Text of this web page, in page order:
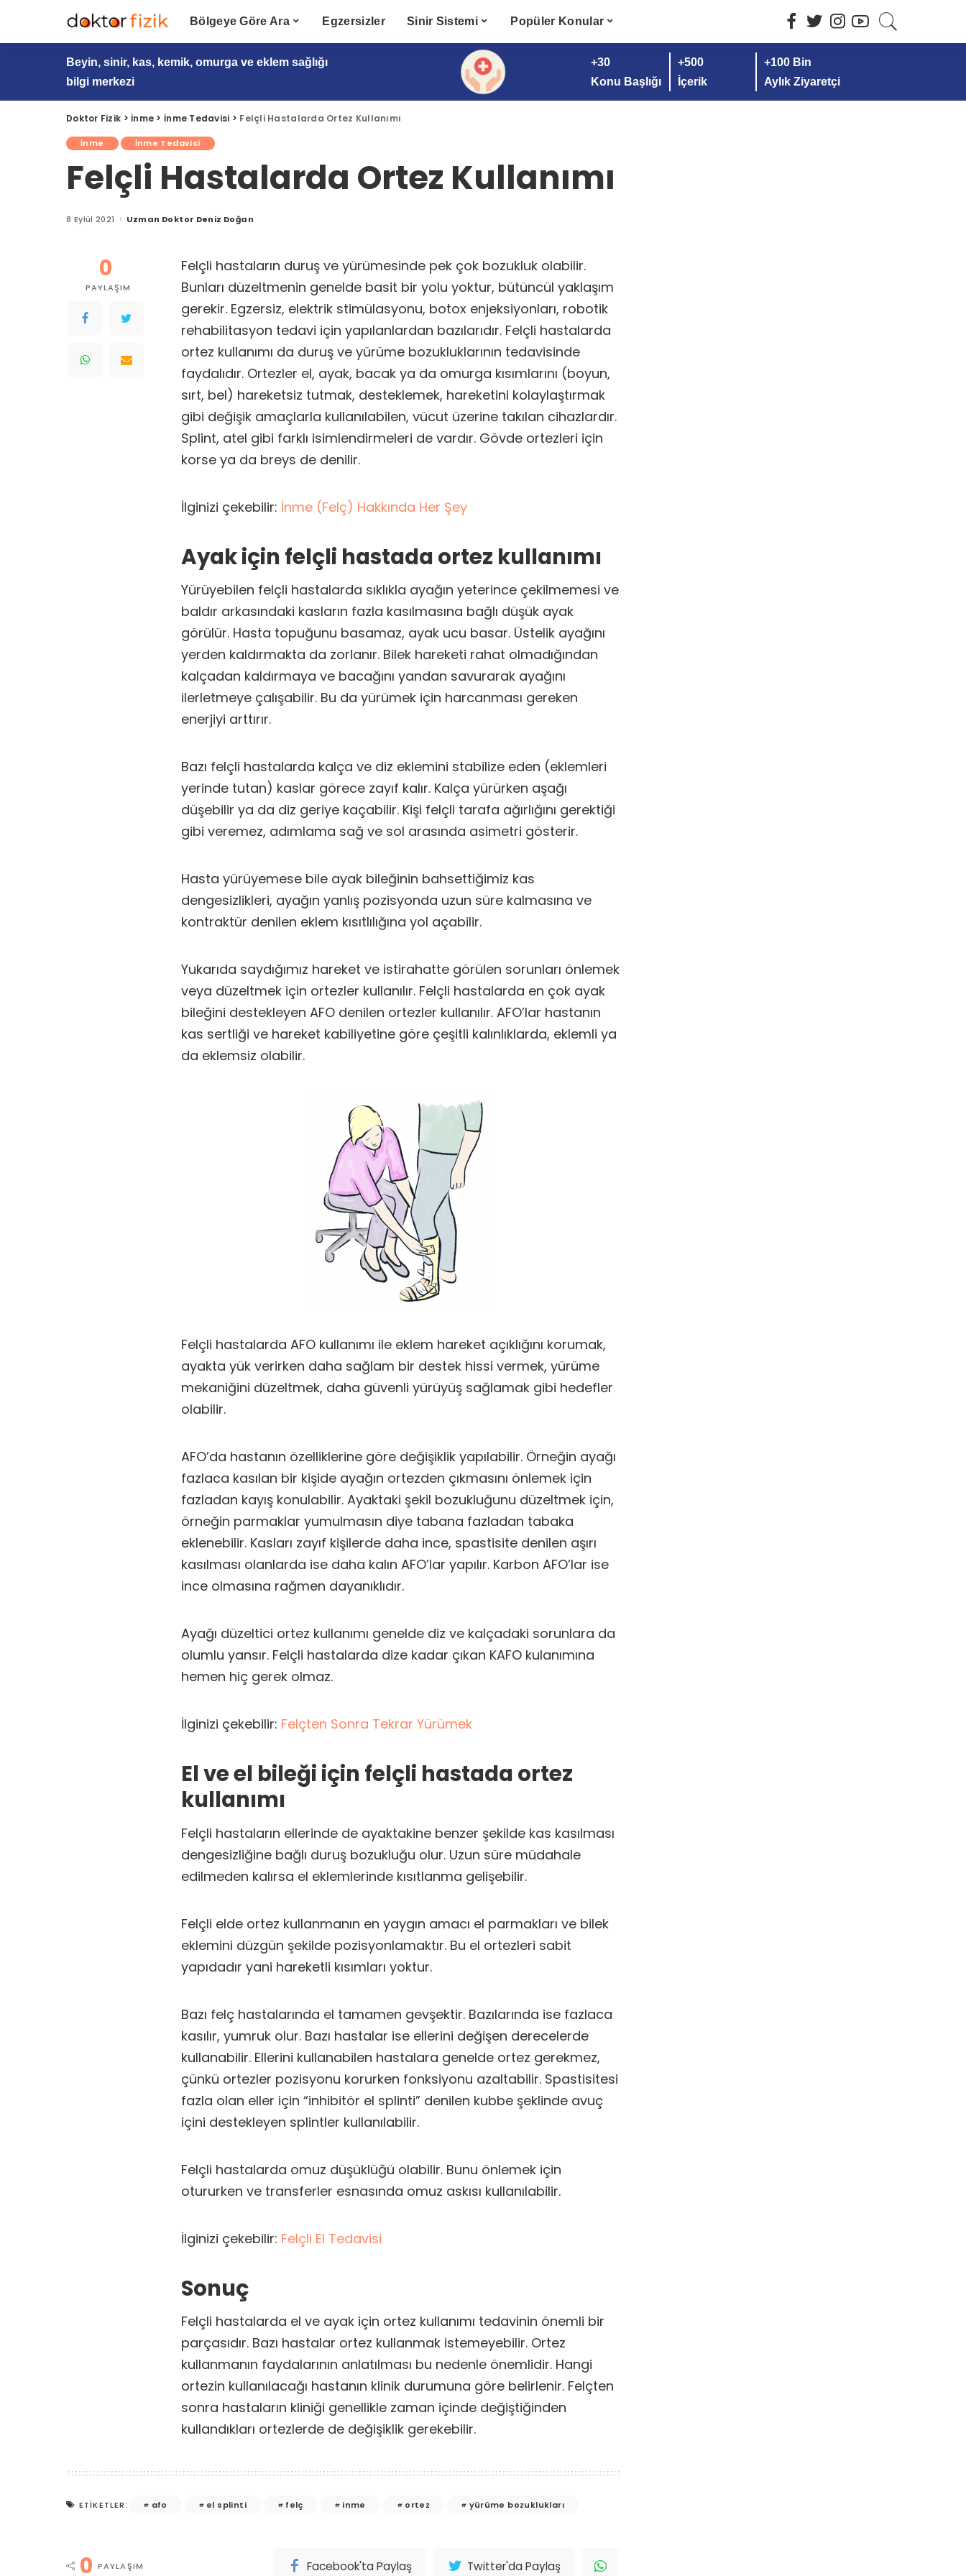
Bölgeye Göre Ara Egzersizler Sinir Sistemi Popüler Konular
Beyin, sinir, kas, kemik, omurga ve eklem sağlığı
bilgi merkezi
+30
Konu Başlığı
+500
İçerik
+100 Bin
Aylık Ziyaretçi
Doktor Fizik >İnme > İnme Tedavisi > Felçli Hastalarda Ortez Kullanımı
İnme İnme Tedavisi
Felçli Hastalarda Ortez Kullanımı
8 Eylül 2021 Posted
Uzman Doktor Deniz Doğan
0
PAYLAŞIM
Felçli hastaların duruş ve yürümesinde pek çok bozukluk olabilir.
Bunları düzeltmenin genelde basit bir yolu yoktur, bütüncül yaklaşım
gerekir. Egzersiz, elektrik stimülasyonu, botox enjeksiyonları, robotik
rehabilitasyon tedavi için yapılanlardan bazılarıdır. Felçli hastalarda
ortez kullanımı da duruş ve yürüme bozukluklarının tedavisinde
faydalıdır. Ortezler el, ayak, bacak ya da omurga kısımlarını (boyun,
sırt, bel) hareketsiz tutmak, desteklemek, hareketini kolaylaştırmak
gibi değişik amaçlarla kullanılabilen, vücut üzerine takılan cihazlardır.
Splint, atel gibi farklı isimlendirmeleri de vardır. Gövde ortezleri için
korse ya da breys de denilir.
İlginizi çekebilir: İnme (Felç) Hakkında Her Şey
Ayak için felçli hastada ortez kullanımı
Yürüyebilen felçli hastalarda sıklıkla ayağın yeterince çekilmemesi ve
baldır arkasındaki kasların fazla kasılmasına bağlı düşük ayak
görülür. Hasta topuğunu basamaz, ayak ucu basar. Üstelik ayağını
yerden kaldırmakta da zorlanır. Bilek hareketi rahat olmadığından
kalçadan kaldırmaya ve bacağını yandan savurarak ayağını
ilerletmeye çalışabilir. Bu da yürümek için harcanması gereken
enerjiyi arttırır.
Bazı felçli hastalarda kalça ve diz eklemini stabilize eden (eklemleri
yerinde tutan) kaslar görece zayıf kalır. Kalça yürürken aşağı
düşebilir ya da diz geriye kaçabilir. Kişi felçli tarafa ağırlığını gerektiği
gibi veremez, adımlama sağ ve sol arasında asimetri gösterir.
Hasta yürüyemese bile ayak bileğinin bahsettiğimiz kas
dengesizlikleri, ayağın yanlış pozisyonda uzun süre kalmasına ve
kontraktür denilen eklem kısıtlılığına yol açabilir.
Yukarıda saydığımız hareket ve istirahatte görülen sorunları önlemek
veya düzeltmek için ortezler kullanılır. Felçli hastalarda en çok ayak
bileğini destekleyen AFO denilen ortezler kullanılır. AFO’lar hastanın
kas sertliği ve hareket kabiliyetine göre çeşitli kalınlıklarda, eklemli ya
da eklemsiz olabilir.
Felçli hastalarda AFO kullanımı ile eklem hareket açıklığını korumak,
ayakta yük verirken daha sağlam bir destek hissi vermek, yürüme
mekaniğini düzeltmek, daha güvenli yürüyüş sağlamak gibi hedefler
olabilir.
AFO’da hastanın özelliklerine göre değişiklik yapılabilir. Örneğin ayağı
fazlaca kasılan bir kişide ayağın ortezden çıkmasını önlemek için
fazladan kayış konulabilir. Ayaktaki şekil bozukluğunu düzeltmek için,
örneğin parmaklar yumulmasın diye tabana fazladan tabaka
eklenebilir. Kasları zayıf kişilerde daha ince, spastisite denilen aşırı
kasılması olanlarda ise daha kalın AFO’lar yapılır. Karbon AFO’lar ise
ince olmasına rağmen dayanıklıdır.
Ayağı düzeltici ortez kullanımı genelde diz ve kalçadaki sorunlara da
olumlu yansır. Felçli hastalarda dize kadar çıkan KAFO kulanımına
hemen hiç gerek olmaz.
İlginizi çekebilir: Felçten Sonra Tekrar Yürümek
El ve el bileği için felçli hastada ortez
kullanımı
Felçli hastaların ellerinde de ayaktakine benzer şekilde kas kasılması
dengesizliğine bağlı duruş bozukluğu olur. Uzun süre müdahale
edilmeden kalırsa el eklemlerinde kısıtlanma gelişebilir.
Felçli elde ortez kullanmanın en yaygın amacı el parmakları ve bilek
eklemini düzgün şekilde pozisyonlamaktır. Bu el ortezleri sabit
yapıdadır yani hareketli kısımları yoktur.
Bazı felç hastalarında el tamamen gevşektir. Bazılarında ise fazlaca
kasılır, yumruk olur. Bazı hastalar ise ellerini değişen derecelerde
kullanabilir. Ellerini kullanabilen hastalara genelde ortez gerekmez,
çünkü ortezler pozisyonu korurken fonksiyonu azaltabilir. Spastisitesi
fazla olan eller için “inhibitör el splinti” denilen kubbe şeklinde avuç
içini destekleyen splintler kullanılabilir.
Felçli hastalarda omuz düşüklüğü olabilir. Bunu önlemek için
otururken ve transferler esnasında omuz askısı kullanılabilir.
İlginizi çekebilir: Felçli El Tedavisi
Sonuç
Felçli hastalarda el ve ayak için ortez kullanımı tedavinin önemli bir
parçasıdır. Bazı hastalar ortez kullanmak istemeyebilir. Ortez
kullanmanın faydalarının anlatılması bu nedenle önemlidir. Hangi
ortezin kullanılacağı hastanın klinik durumuna göre belirlenir. Felçten
sonra hastaların kliniği genellikle zaman içinde değiştiğinden
kullandıkları ortezlerde de değişiklik gerekebilir.
ETIKETLER: afo el splinti felç inme ortez yürüme bozuklukları
0 PAYLAŞIM Facebook'ta Paylaş Twitter'da Paylaş